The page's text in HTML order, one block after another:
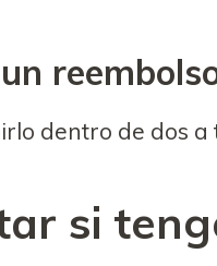
dentro de dos
si